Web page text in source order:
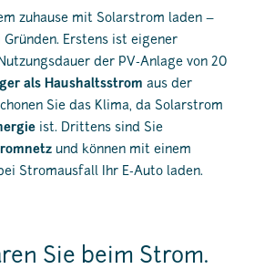
zuhause mit Solarstrom laden –
Erstens ist eigener
der PV-Anlage von 20
als Haushaltsstrom aus der
Sie das Klima, da Solarstrom
ist. Drittens sind Sie
und können mit einem
Stromausfall Ihr E-Auto laden.
Sie beim Strom.